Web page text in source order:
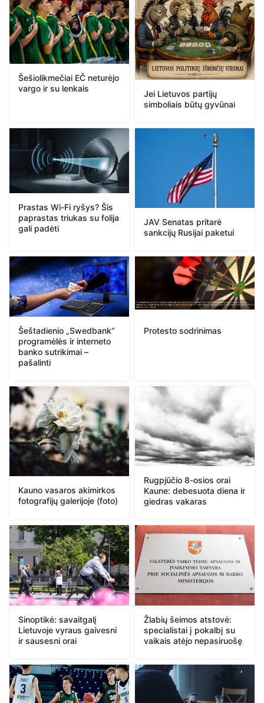
Šešiolikmečiai EČ neturėjo
vargo ir su lenkais
Jei Lietuvos partijų
simboliais būtų gyvūnai
Prastas Wi-Fi ryšys? Šis
paprastas triukas su folija
gali padėti
JAV Senatas pritarė
sankcijų Rusijai paketui
Šeštadienio „Swedbank“
programėlės ir interneto
banko sutrikimai –
pašalinti
Protesto sodrinimas
Kauno vasaros akimirkos
fotografijų galerijoje (foto)
Rugpjūčio 8-osios orai
Kaune: debesuota diena ir
giedras vakaras
Sinoptikė: savaitgalį
Lietuvoje vyraus gaivesni
ir sausesni orai
Žlabių šeimos atstovė:
specialistai į pokalbį su
vaikais atėjo nepasiruošę